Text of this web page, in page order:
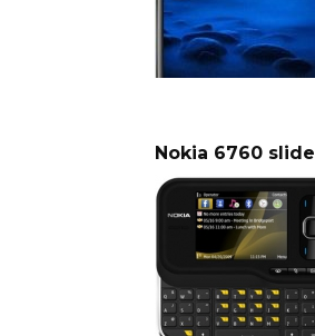
Nokia 6760 slide